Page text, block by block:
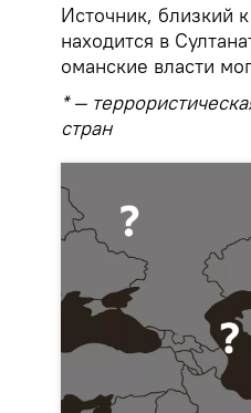
Источник, близкий
находится в
оманские власти
* —
стран